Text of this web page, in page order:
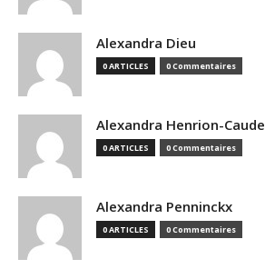
Alexandra Dieu
0 ARTICLES 0 Commentaires
Alexandra Henrion-Caude
0 ARTICLES 0 Commentaires
Alexandra Penninckx
0 ARTICLES 0 Commentaires